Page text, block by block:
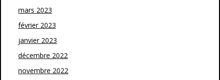
mars 2023
février 2023
janvier 2023
décembre 2022
novembre 2022